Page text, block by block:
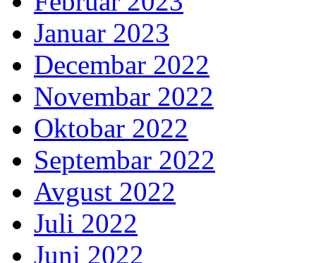
Januar 2023
Decembar 2022
Novembar 2022
Oktobar 2022
Septembar 2022
Avgust 2022
Juli 2022
Juni 2022